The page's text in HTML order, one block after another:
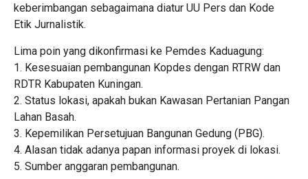
keberimbangan sebagaimana diatur UU Pers dan Kode
Etik Jurnalistik.
Lima poin yang dikonfirmasi ke Pemdes Kaduagung:
1. Kesesuaian pembangunan Kopdes dengan RTRW dan
RDTR Kabupaten Kuningan.
2. Status lokasi, apakah bukan Kawasan Pertanian Pangan
Lahan Basah.
3. Kepemilikan Persetujuan Bangunan Gedung (PBG).
4. Alasan tidak adanya papan informasi proyek di lokasi.
5. Sumber anggaran pembangunan.